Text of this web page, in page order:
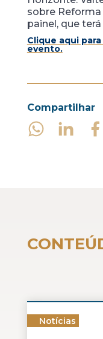
sobre
painel, que
Clique aqui
evento.
Compartilhar
Notícias